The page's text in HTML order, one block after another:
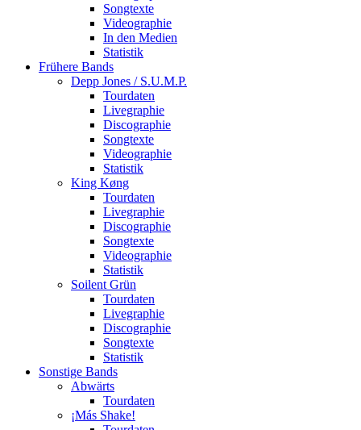
Songtexte
Videographie
In den Medien
Statistik
Frühere Bands
Depp Jones / S.U.M.P.
Tourdaten
Livegraphie
Discographie
Songtexte
Videographie
Statistik
King Køng
Tourdaten
Livegraphie
Discographie
Songtexte
Videographie
Statistik
Soilent Grün
Tourdaten
Livegraphie
Discographie
Songtexte
Statistik
Sonstige Bands
Abwärts
Tourdaten
¡Más Shake!